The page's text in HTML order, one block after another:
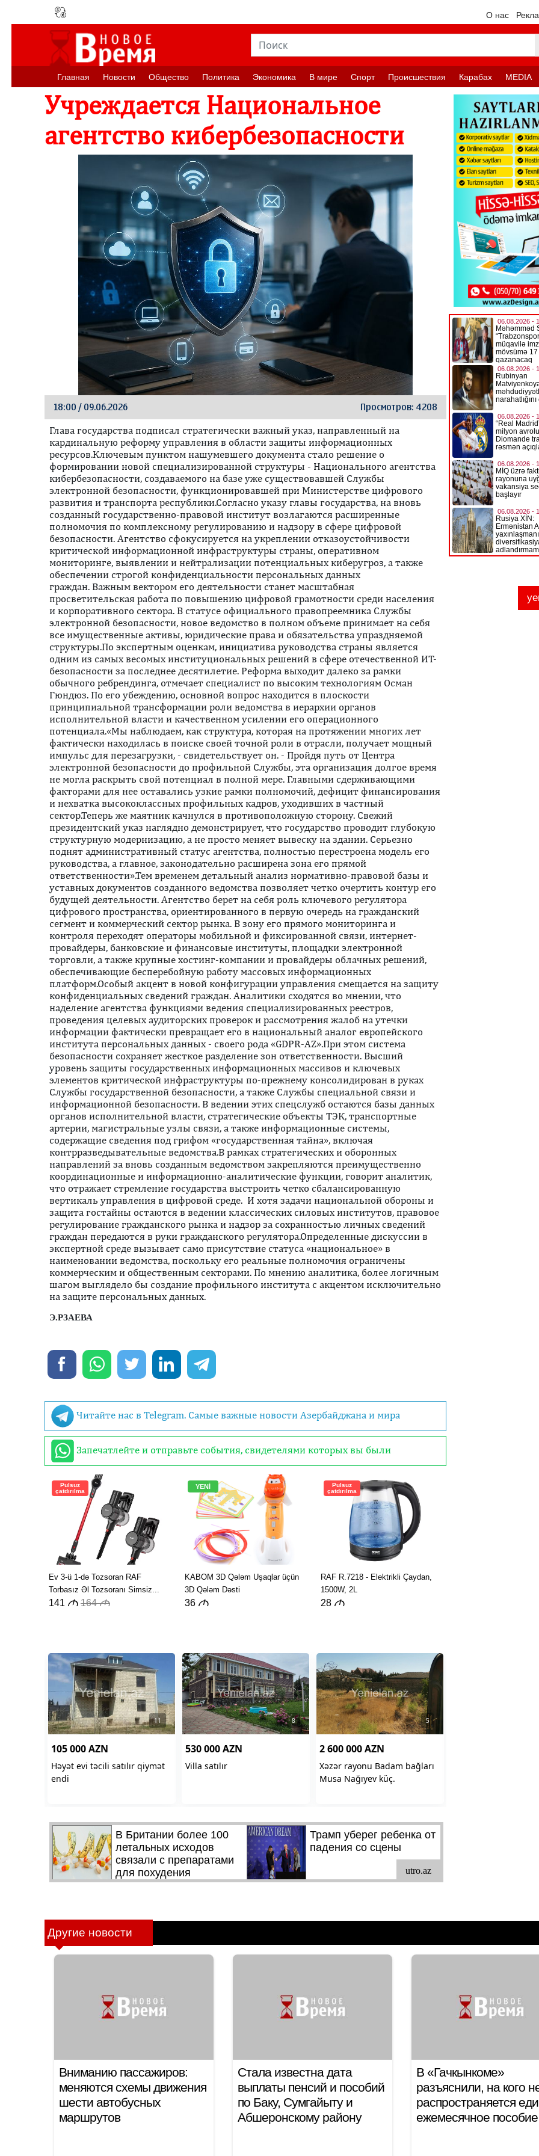
О нас
Главная Новости Oбщество Политика Экономика В мире Спорт Происшествия Карабах MEDIA
Учреждается Национальное
агентство кибербезопасности
18:00 / 09.06.2026 Просмотров: 4208
Глава государства подписал стратегически важный указ, направленный на
кардинальную реформу управления в области защиты информационных
ресурсов.Ключевым пунктом нашумевшего документа стало решение о
формировании новой специализированной структуры - Национального агентства
кибербезопасности, создаваемого на базе уже существовавшей Службы
электронной безопасности, функционировавшей при Министерстве цифрового
развития и транспорта республики.Согласно указу главы государства, на вновь
созданный государственно-правовой институт возлагаются расширенные
полномочия по комплексному регулированию и надзору в сфере цифровой
безопасности. Агентство сфокусируется на укреплении отказоустойчивости
критической информационной инфраструктуры страны, оперативном
мониторинге, выявлении и нейтрализации потенциальных киберугроз, а также
обеспечении строгой конфиденциальности персональных данных
граждан. Важным вектором его деятельности станет масштабная
просветительская работа по повышению цифровой грамотности среди населения
и корпоративного сектора. В статусе официального правопреемника Службы
электронной безопасности, новое ведомство в полном объеме принимает на себя
все имущественные активы, юридические права и обязательства упраздняемой
структуры.По экспертным оценкам, инициатива руководства страны является
одним из самых весомых институциональных решений в сфере отечественной ИТ-
безопасности за последнее десятилетие. Реформа выходит далеко за рамки
обычного ребрендинга, отмечает специалист по высоким технологиям Осман
Гюндюз. По его убеждению, основной вопрос находится в плоскости
принципиальной трансформации роли ведомства в иерархии органов
исполнительной власти и качественном усилении его операционного
потенциала.«Мы наблюдаем, как структура, которая на протяжении многих лет
фактически находилась в поиске своей точной роли в отрасли, получает мощный
импульс для перезагрузки, - свидетельствует он. - Пройдя путь от Центра
электронной безопасности до профильной Службы, эта организация долгое время
не могла раскрыть свой потенциал в полной мере. Главными сдерживающими
факторами для нее оставались узкие рамки полномочий, дефицит финансирования
и нехватка высококлассных профильных кадров, уходивших в частный
сектор.Теперь же маятник качнулся в противоположную сторону. Свежий
президентский указ наглядно демонстрирует, что государство проводит глубокую
структурную модернизацию, а не просто меняет вывеску на здании. Серьезно
поднят административный статус агентства, полностью перестроена модель его
руководства, а главное, законодательно расширена зона его прямой
ответственности».Тем временем детальный анализ нормативно-правовой базы и
уставных документов созданного ведомства позволяет четко очертить контур его
будущей деятельности. Агентство берет на себя роль ключевого регулятора
цифрового пространства, ориентированного в первую очередь на гражданский
сегмент и коммерческий сектор рынка. В зону его прямого мониторинга и
контроля переходят операторы мобильной и фиксированной связи, интернет-
провайдеры, банковские и финансовые институты, площадки электронной
торговли, а также крупные хостинг-компании и провайдеры облачных решений,
обеспечивающие бесперебойную работу массовых информационных
платформ.Особый акцент в новой конфигурации управления смещается на защиту
конфиденциальных сведений граждан. Аналитики сходятся во мнении, что
наделение агентства функциями ведения специализированных реестров,
проведения целевых аудиторских проверок и рассмотрения жалоб на утечки
информации фактически превращает его в национальный аналог европейского
института персональных данных - своего рода «GDPR-AZ».При этом система
безопасности сохраняет жесткое разделение зон ответственности. Высший
уровень защиты государственных информационных массивов и ключевых
элементов критической инфраструктуры по-прежнему консолидирован в руках
Службы государственной безопасности, а также Службы специальной связи и
информационной безопасности. В ведении этих спецслужб остаются базы данных
органов исполнительной власти, стратегические объекты ТЭК, транспортные
артерии, магистральные узлы связи, а также информационные системы,
содержащие сведения под грифом «государственная тайна», включая
контрразведывательные ведомства.В рамках стратегических и оборонных
направлений за вновь созданным ведомством закрепляются преимущественно
координационные и информационно-аналитические функции, говорит аналитик,
что отражает стремление государства выстроить четко сбалансированную
вертикаль управления в цифровой среде. И хотя задачи национальной обороны и
защита гостайны остаются в ведении классических силовых институтов, правовое
регулирование гражданского рынка и надзор за сохранностью личных сведений
граждан передаются в руки гражданского регулятора.Определенные дискуссии в
экспертной среде вызывает само присутствие статуса «национальное» в
наименовании ведомства, поскольку его реальные полномочия ограничены
коммерческим и общественным секторами. По мнению аналитика, более логичным
шагом выглядело бы создание профильного института с акцентом исключительно
на защите персональных данных.
Э.РЗАЕВА
Читайте нас в Telegram. Самые важные новости Азербайджана и мира
Запечатлейте и отправьте события, свидетелями которых вы были
Другие новости
Вниманию пассажиров:
меняются схемы движения
шести автобусных
маршрутов
Стала известна дата
выплаты пенсий и пособий
по Баку, Сумгайыту и
Абшеронскому району
В «Гачкынкоме»
разъяснили, на кого
распространяется
ежемесячное пособие